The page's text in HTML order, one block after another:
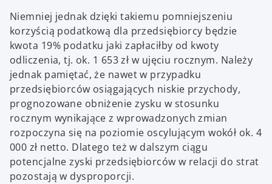
Niemniej jednak dzięki takiemu pomniejszeniu
korzyścią podatkową dla przedsiębiorcy będzie
kwota 19% podatku jaki zapłaciłby od kwoty
odliczenia, tj. ok. 1 653 zł w ujęciu rocznym. Należy
jednak pamiętać, że nawet w przypadku
przedsiębiorców osiągających niskie przychody,
prognozowane obniżenie zysku w stosunku
rocznym wynikające z wprowadzonych zmian
rozpoczyna się na poziomie oscylującym wokół ok. 4
000 zł netto. Dlatego też w dalszym ciągu
potencjalne zyski przedsiębiorców w relacji do strat
pozostają w dysproporcji.